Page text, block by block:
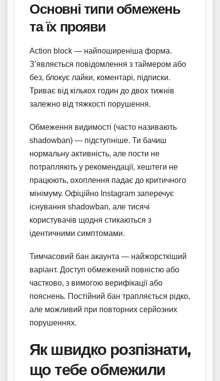
Основні типи обмежень
та їх прояви
Action block — найпоширеніша форма.
З’являється повідомлення з таймером або
без, блокує лайки, коментарі, підписки.
Триває від кількох годин до двох тижнів
залежно від тяжкості порушення.
Обмеження видимості (часто називають
shadowban) — підступніше. Ти бачиш
нормальну активність, але пости не
потрапляють у рекомендації, хештеги не
працюють, охоплення падає до критичного
мінімуму. Офіційно Instagram заперечує
існування shadowban, але тисячі
користувачів щодня стикаються з
ідентичними симптомами.
Тимчасовий бан акаунта — найжорсткіший
варіант. Доступ обмежений повністю або
частково, з вимогою верифікації або
пояснень. Постійний бан трапляється рідко,
але можливий при повторних серйозних
порушеннях.
Як швидко розпізнати,
що тебе обмежили